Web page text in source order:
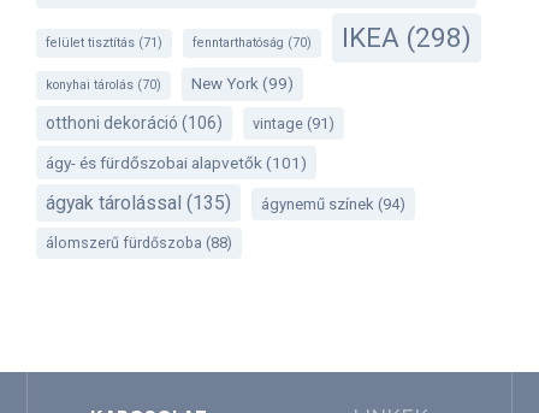
felület tisztítás (71) fenntarthatóság (70) IKEA (298)
konyhai tárolás (70) New York (99)
otthoni dekoráció (106) vintage (91)
ágy- és fürdőszobai alapvetők(101)
ágyak tárolással (135) ágynemű színek (94)
álomszerű fürdőszoba (88)